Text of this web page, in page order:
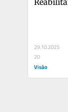
29.10.2025
20
Visão